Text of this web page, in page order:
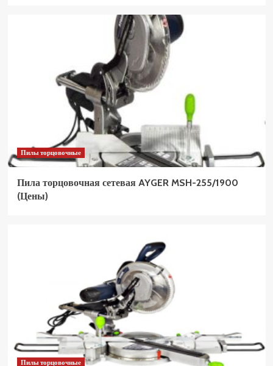
Пилы торцовочные
Пила торцовочная сетевая AYGER MSH-255/1900
(Цены)
Пилы торцовочные